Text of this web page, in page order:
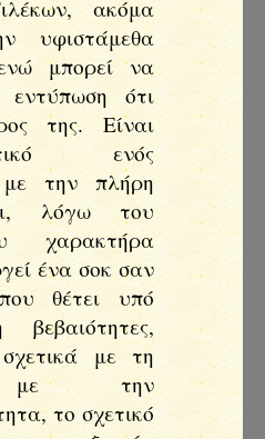
ακόμα
υφιστάμεθα
μπορεί να
ότι
της. Είναι
ενός
με την πλήρη
λόγω του
χαρακτήρα
ένα σοκ σαν
θέτει υπό
βεβαιότητες,
με τη
με την
το σχετικό